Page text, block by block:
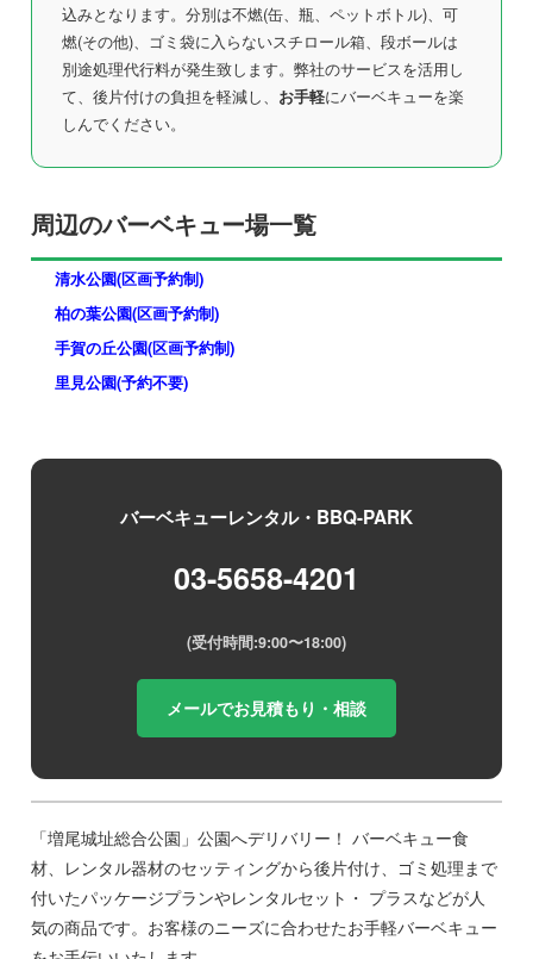
込みとなります。分別は不燃(缶、瓶、ペットボトル)、可
燃(その他)、ゴミ袋に入らないスチロール箱、段ボールは
別途処理代行料が発生致します。弊社のサービスを活用し
て、後片付けの負担を軽減し、 お手軽にバーベキューを楽
しんでください。
周辺のバーベキュー場一覧
清水公園(区画予約制)
柏の葉公園(区画予約制)
手賀の丘公園(区画予約制)
里見公園(予約不要)
バーベキューレンタル・BBQ-PARK
03-5658-4201
(受付時間:9:00〜18:00)
メールでお見積もり・相談
「増尾城址総合公園」公園へデリバリー！ バーベキュー食
材、レンタル器材のセッティングから後片付け、ゴミ処理まで
付いたパッケージプランやレンタルセット・ プラスなどが人
気の商品です。お客様のニーズに合わせたお手軽バーベキュー